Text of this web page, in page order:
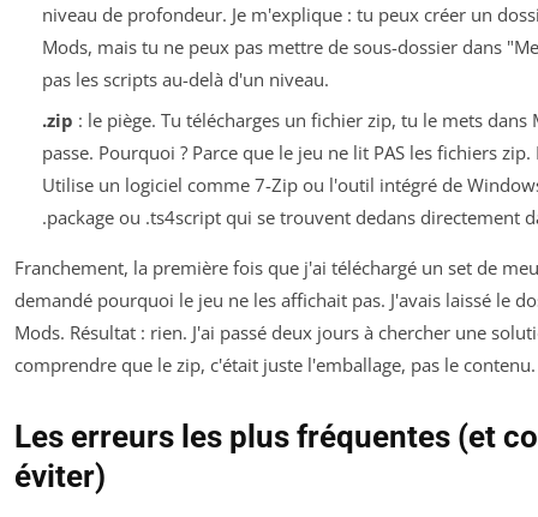
niveau de profondeur. Je m'explique : tu peux créer un
Mods, mais tu ne peux pas mettre de sous-dossier dans
pas les scripts au-delà d'un niveau.
.zip : le piège. Tu télécharges un fichier zip, tu le mets dans
passe. Pourquoi ? Parce que le jeu ne lit PAS les fichiers
Utilise un logiciel comme 7-Zip ou l'outil intégré de
.package ou .ts4script qui se trouvent dedans directement
Franchement, la première fois que j'ai téléchargé un set de
demandé pourquoi le jeu ne les affichait pas. J'avais laissé le
Mods. Résultat : rien. J'ai passé deux jours à chercher une
comprendre que le zip, c'était juste l'emballage, pas le contenu.
Les erreurs les plus fréquentes (et
éviter)